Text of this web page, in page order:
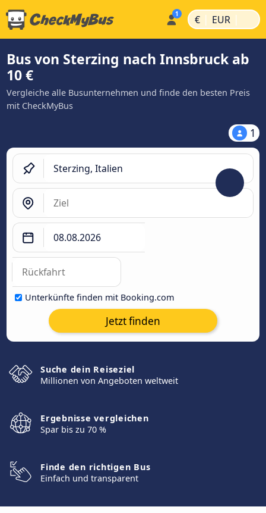
€ | EUR |
Bus von Sterzing nach Innsbruck ab
10 €
Vergleiche alle Busunternehmen und finde den besten Preis
mit CheckMyBus
1
Unterkünfte finden mit Booking.com
Jetzt finden
Suche dein Reiseziel
Millionen von Angeboten weltweit
Ergebnisse vergleichen
Spar bis zu 70 %
Finde den richtigen Bus
Einfach und transparent